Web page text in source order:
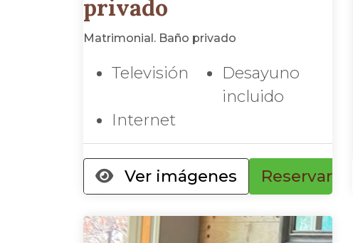
privado
Matrimonial. Baño privado
Televisión
Desayuno
incluido
Internet
Ver imágenes Reservar